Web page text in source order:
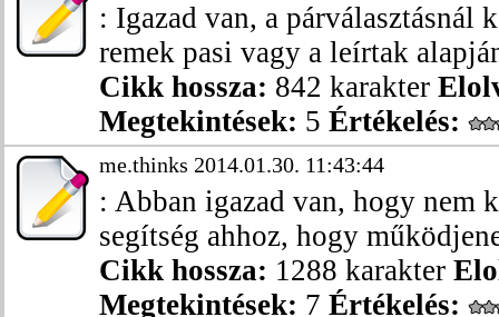
: Igazad van, a
remek pasi vagy a leírtak
Cikk hossza: 842 karakter
Megtekintések: 5 Értékelés:
me.thinks 2014.01.30. 11:43:44
: Abban igazad van, hogy nem
segítség ahhoz, hogy
Cikk hossza: 1288 karakter
Megtekintések: 7 Értékelés: